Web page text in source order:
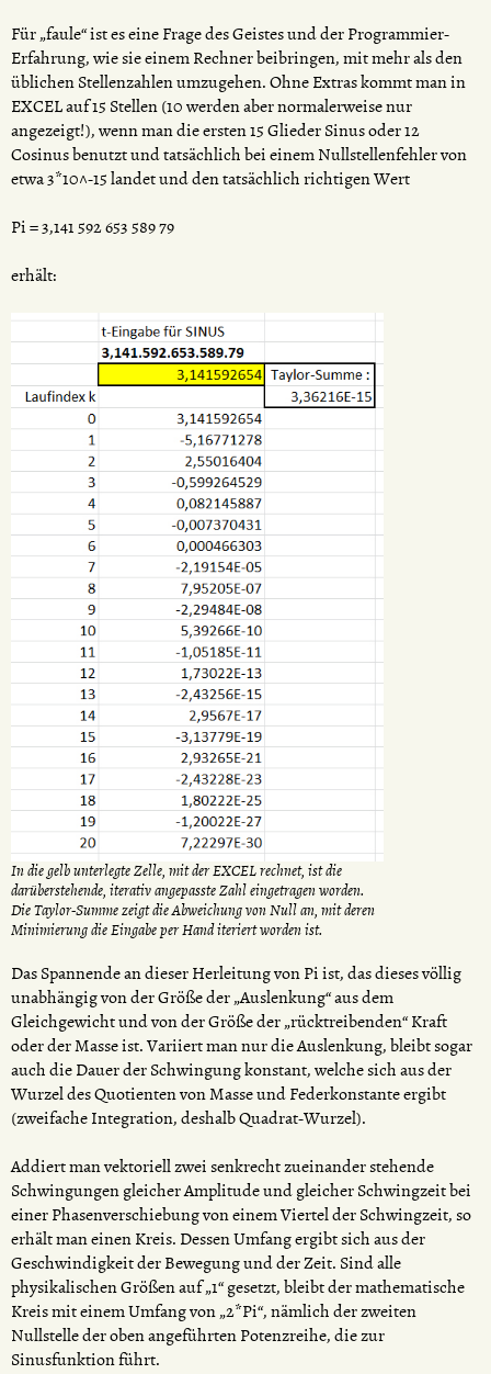
Für „faule“ ist es eine Frage des Geistes und der Programmier-
Erfahrung, wie sie einem Rechner beibringen, mit mehr als den
üblichen Stellenzahlen umzugehen. Ohne Extras kommt man in
EXCEL auf 15 Stellen (10 werden aber normalerweise nur
angezeigt!), wenn man die ersten 15 Glieder Sinus oder 12
Cosinus benutzt und tatsächlich bei einem Nullstellenfehler von
etwa 3*10^-15 landet und den tatsächlich richtigen Wert
Pi = 3,141 592 653 589 79
erhält:
In die gelb unterlegte Zelle, mit der EXCEL rechnet, ist die
darüberstehende, iterativ angepasste Zahl eingetragen worden.
Die Taylor-Summe zeigt die Abweichung von Null an, mit deren
Minimierung die Eingabe per Hand iteriert worden ist.
Das Spannende an dieser Herleitung von Pi ist, das dieses völlig
unabhängig von der Größe der „Auslenkung“ aus dem
Gleichgewicht und von der Größe der „rücktreibenden“ Kraft
oder der Masse ist. Variiert man nur die Auslenkung, bleibt sogar
auch die Dauer der Schwingung konstant, welche sich aus der
Wurzel des Quotienten von Masse und Federkonstante ergibt
(zweifache Integration, deshalb Quadrat-Wurzel).
Addiert man vektoriell zwei senkrecht zueinander stehende
Schwingungen gleicher Amplitude und gleicher Schwingzeit bei
einer Phasenverschiebung von einem Viertel der Schwingzeit, so
erhält man einen Kreis. Dessen Umfang ergibt sich aus der
Geschwindigkeit der Bewegung und der Zeit. Sind alle
physikalischen Größen auf „1“ gesetzt, bleibt der mathematische
Kreis mit einem Umfang von „2*Pi“, nämlich der zweiten
Nullstelle der oben angeführten Potenzreihe, die zur
Sinusfunktion führt.